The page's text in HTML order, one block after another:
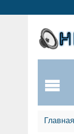
Главная